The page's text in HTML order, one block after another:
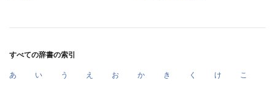
すべての辞書の索引
あ い う え お か き く け こ